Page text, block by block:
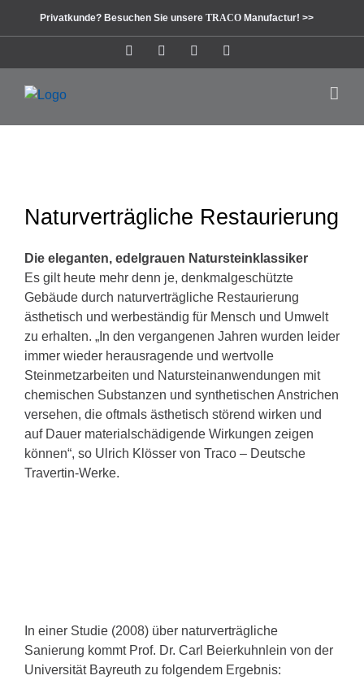
Privatkunde? Besuchen Sie unsere TRACO Manufactur! >>
InstagramFacebookPinterest
Naturverträgliche Restaurierung
Die eleganten, edelgrauen Natursteinklassiker
Es gilt heute mehr denn je, denkmalgeschützte
Gebäude durch naturverträgliche Restaurierung
ästhetisch und werbeständig für Mensch und Umwelt
zu erhalten. „In den vergangenen Jahren wurden leider
immer wieder herausragende und wertvolle
Steinmetzarbeiten und Natursteinanwendungen mit
chemischen Substanzen und synthetischen Anstrichen
versehen, die oftmals ästhetisch störend wirken und
auf Dauer materialschädigende Wirkungen zeigen
können“, so Ulrich Klösser von Traco – Deutsche
Travertin-Werke.
In einer Studie (2008) über naturverträgliche
Sanierung kommt Prof. Dr. Carl Beierkuhnlein von der
Universität Bayreuth zu folgendem Ergebnis: